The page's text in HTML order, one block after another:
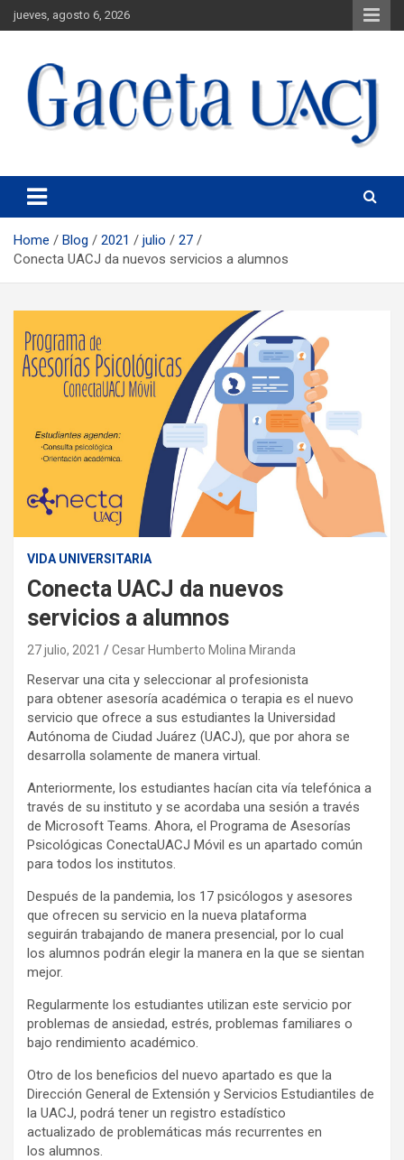
jueves, agosto 6, 2026
Gaceta UACJ
Home Blog 2021 julio
27
Conecta UACJ da nuevos servicios a alumnos
VIDA UNIVERSITARIA
Conecta UACJ da nuevos
servicios a alumnos
27 julio, 2021 Cesar Humberto Molina Miranda
Reservar una cita y seleccionar al profesionista
para obtener asesoría académica o terapia es el nuevo
servicio que ofrece a sus estudiantes la Universidad
Autónoma de Ciudad Juárez (UACJ), que por ahora se
desarrolla solamente de manera virtual.
Anteriormente, los estudiantes hacían cita vía telefónica a
través de su instituto y se acordaba una sesión a través
de Microsoft Teams. Ahora, el Programa de Asesorías
Psicológicas ConectaUACJ Móvil es un apartado común
para todos los institutos.
Después de la pandemia, los 17 psicólogos y asesores
que ofrecen su servicio en la nueva plataforma
seguirán trabajando de manera presencial, por lo cual
los alumnos podrán elegir la manera en la que se sientan
mejor.
Regularmente los estudiantes utilizan este servicio por
problemas de ansiedad, estrés, problemas familiares o
bajo rendimiento académico.
Otro de los beneficios del nuevo apartado es que la
Dirección General de Extensión y Servicios Estudiantiles de
la UACJ, podrá tener un registro estadístico
actualizado de problemáticas más recurrentes en
los alumnos.